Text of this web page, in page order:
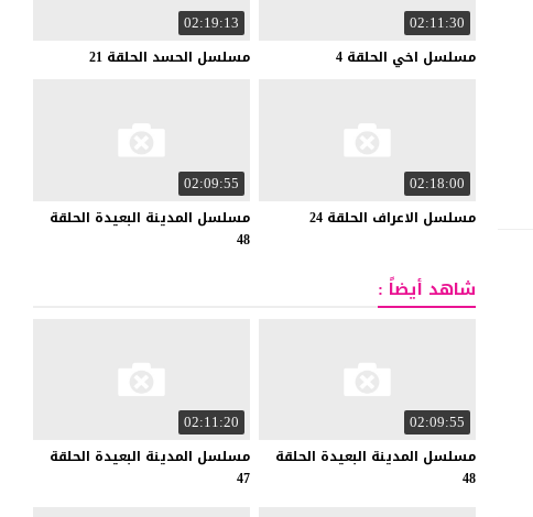
02:11:30
مسلسل اخي الحلقة 4
02:19:13
مسلسل الحسد الحلقة 21
02:18:00
مسلسل الاعراف الحلقة 24
02:09:55
مسلسل المدينة البعيدة الحلقة
48
شاهد أيضاً :
02:09:55
مسلسل المدينة البعيدة الحلقة
48
02:11:20
مسلسل المدينة البعيدة الحلقة
47